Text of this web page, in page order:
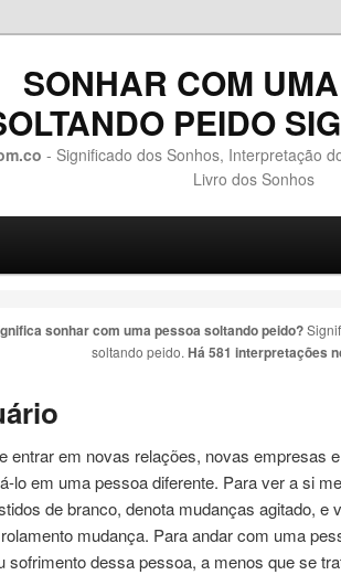
SONHAR COM
PEIDO
- Significado dos Sonhos, Interpretação
Livro dos Sonhos
conteúdo principal
conteúdo secundário
sonhar com uma pessoa soltando peido?
soltando peido.Há 581 interpretações
entrar em novas relações, novas empresas
lo em uma pessoadiferente. Para ver a si
de branco, denota mudanças agitado, e
mudança. Para andar com uma
sofrimento dessapessoa, a menos que se